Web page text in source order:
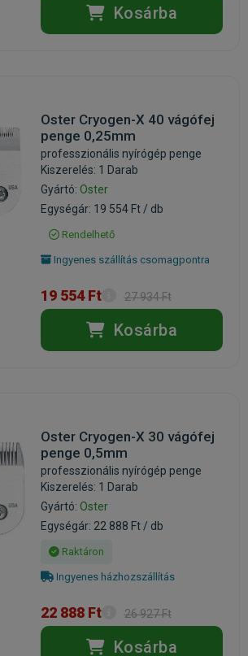
Kosárba
Oster Cryogen-X 40 vágófej
penge 0,25mm
professzionális nyírógép penge
Kiszerelés: 1 Darab
Gyártó: Oster
Egységár: 19 554 Ft / db
Rendelhető
Ingyenes szállítás csomagpontra
19 554 Ft 27 934 Ft
Kosárba
Oster Cryogen-X 30 vágófej
penge 0,5mm
professzionális nyírógép penge
Kiszerelés: 1 Darab
Gyártó: Oster
Egységár: 22 888 Ft / db
Raktáron
Ingyenes házhozszállítás
22 888 Ft 26 927 Ft
Kosárba